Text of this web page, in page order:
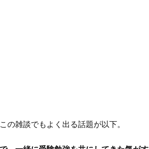
雑談でもよく出る話題が以下。